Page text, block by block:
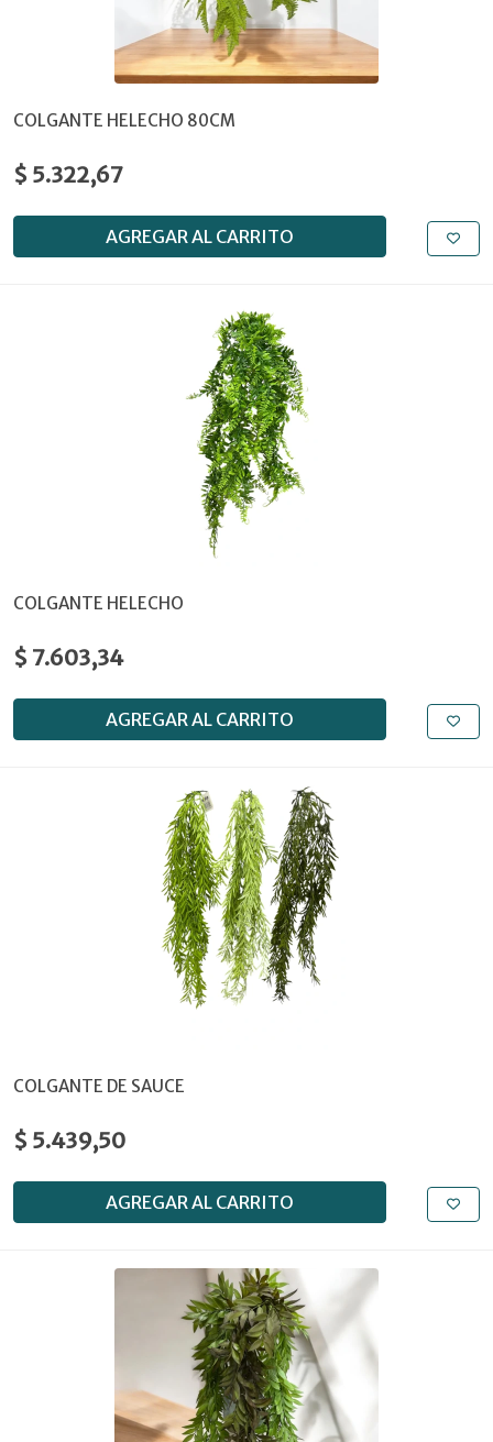
COLGANTE HELECHO 80CM
$ 5.322,67
AGREGAR AL CARRITO
COLGANTE HELECHO
$ 7.603,34
AGREGAR AL CARRITO
COLGANTE DE SAUCE
$ 5.439,50
AGREGAR AL CARRITO